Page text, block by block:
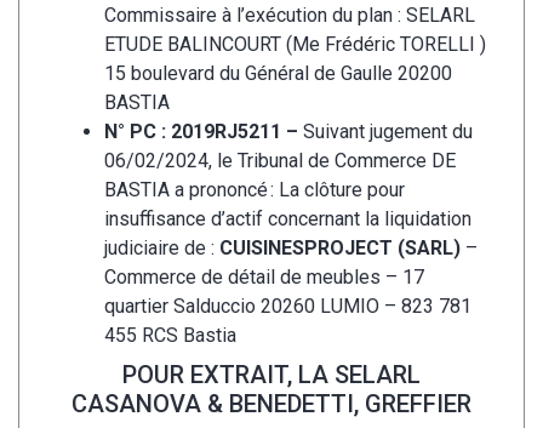
Commissaire à l’exécution du plan : SELARL
ETUDE BALINCOURT (Me Frédéric TORELLI )
15 boulevard du Général de Gaulle 20200
BASTIA
N° PC : 2019RJ5211 – Suivant jugement du
06/02/2024, le Tribunal de Commerce DE
BASTIA a prononcé : La clôture pour
insuffisance d’actif concernant la liquidation
judiciaire de : CUISINESPROJECT (SARL) –
Commerce de détail de meubles – 17
quartier Salduccio 20260 LUMIO – 823 781
455 RCS Bastia
POUR EXTRAIT, LA SELARL
CASANOVA & BENEDETTI, GREFFIER